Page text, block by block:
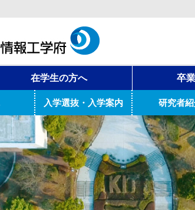
在学生の方へ 卒
入学選抜・入学案内 研究者